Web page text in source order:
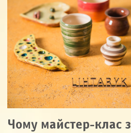
Чому майстер-клас